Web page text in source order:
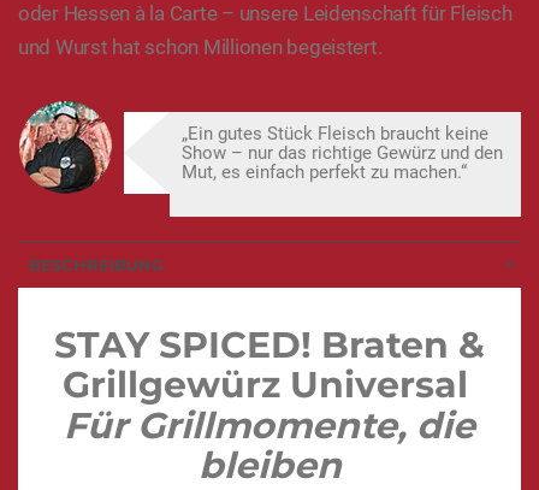
oder Hessen à la Carte – unsere Leidenschaft für Fleisch
und Wurst hat schon Millionen begeistert.
„Ein gutes Stück Fleisch braucht keine
Show – nur das richtige Gewürz und den
Mut, es einfach perfekt zu machen.“
BESCHREIBUNG
STAY SPICED! Braten &
Grillgewürz Universal
Für Grillmomente, die
bleiben